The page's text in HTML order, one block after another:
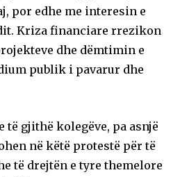
por edhe me interesin e
Kriza financiare rrezikon
dhe dëmtimin e
publik i pavarur dhe
të gjithë kolegëve, pa asnjë
në këtë protestë për të
të drejtën e tyre themelore